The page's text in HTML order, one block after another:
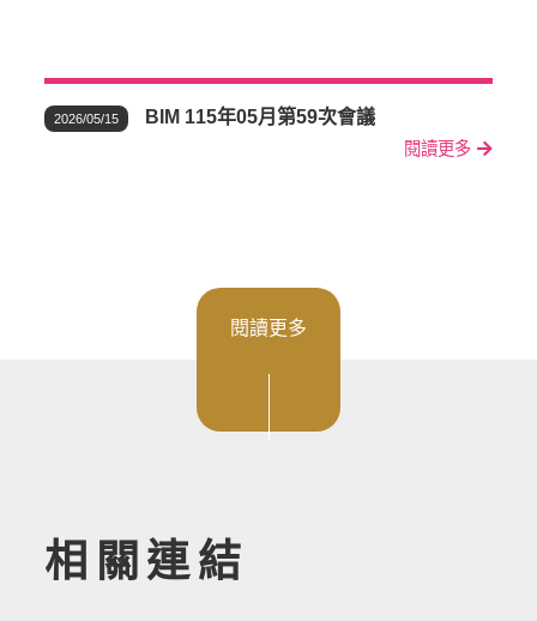
2026/05/15 BIM 115年05月第59次會議
閱讀更多
閱讀更多
相關連結